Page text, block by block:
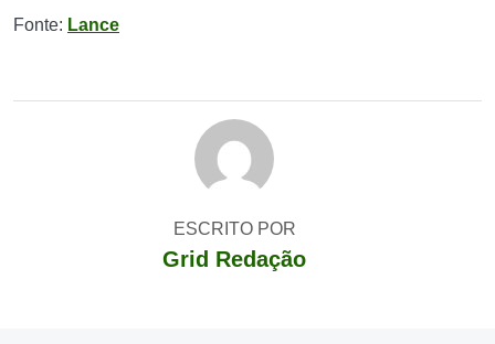
Fonte: Lance
ESCRITO POR
Grid Redação